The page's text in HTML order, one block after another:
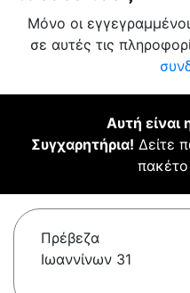
Μόνο οι
σε αυτές τις
Αυτή είναι
Συγχαρητήρια! Δείτε
Πρέβεζα
Ιωαννίνων 31